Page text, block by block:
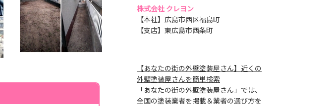
株式会社 クレヨン
【本社】広島市西区福島町
【支店】東広島市西条町
【あなたの街の外壁塗装屋さん】近くの
外壁塗装屋さんを簡単検索
「あなたの街の外壁塗装屋さん」では、
全国の塗装業者を掲載＆業者の選び方を